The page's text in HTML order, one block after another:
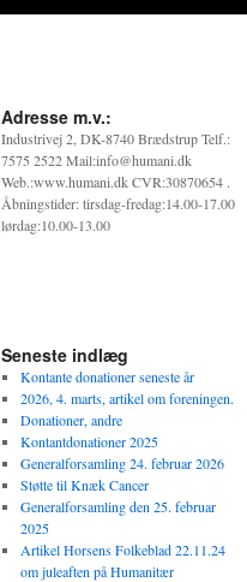
Adresse m.v.:
Industrivej 2, DK-8740 Brædstrup Telf.:
7575 2522 Mail:info@humani.dk
Web.:www.humani.dk CVR:30870654 .
Åbningstider: tirsdag-fredag:14.00-17.00
lørdag:10.00-13.00
Seneste indlæg
Kontante donationer seneste år
2026, 4. marts, artikel om foreningen.
Donationer, andre
Kontantdonationer 2025
Generalforsamling 24. februar 2026
Støtte til Knæk Cancer
Generalforsamling den 25. februar
2025
Artikel Horsens Folkeblad 22.11.24
om juleaften på Humanitær